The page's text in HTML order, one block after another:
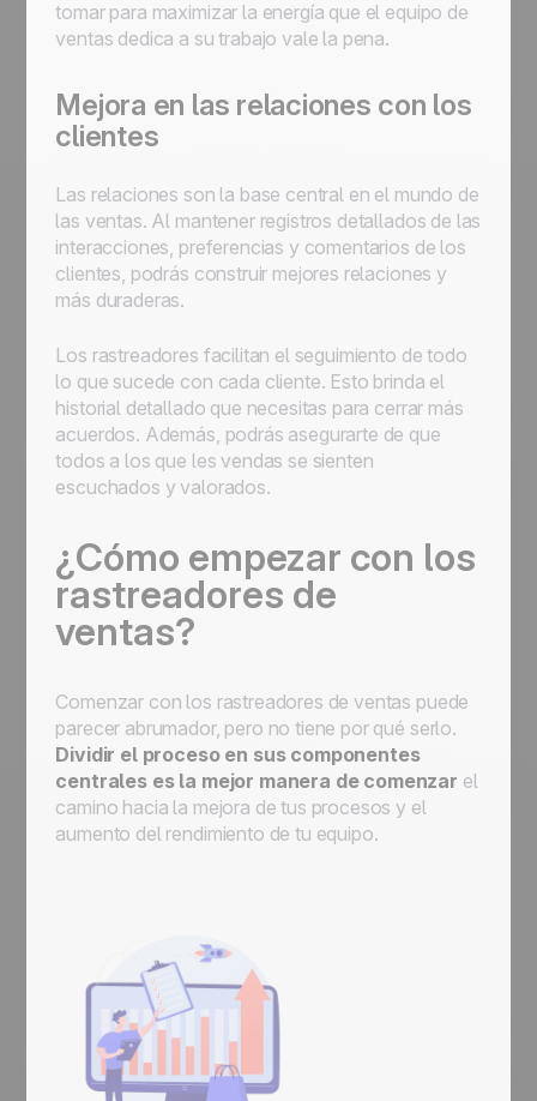
tomar para maximizar la energía que el equipo de
ventas dedica a su trabajo vale la pena.
Mejora en las relaciones con los
clientes
Las relaciones son la base central en el mundo de
las ventas. Al mantener registros detallados de las
interacciones, preferencias y comentarios de los
clientes, podrás construir mejores relaciones y
más duraderas.
Los rastreadores facilitan el seguimiento de todo
lo que sucede con cada cliente. Esto brinda el
historial detallado que necesitas para cerrar más
acuerdos. Además, podrás asegurarte de que
todos a los que les vendas se sienten
escuchados y valorados.
¿Cómo empezar con los
rastreadores de
ventas?
Comenzar con los rastreadores de ventas puede
parecer abrumador, pero no tiene por qué serlo.
Dividir el proceso en sus componentes
centrales es la mejor manera de comenzar el
camino hacia la mejora de tus procesos y el
aumento del rendimiento de tu equipo.